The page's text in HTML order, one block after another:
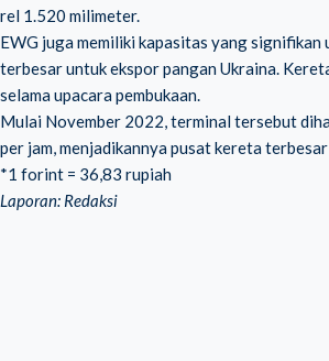
rel 1.520 milimeter.
EWG juga memiliki kapasitas yang
terbesar untuk ekspor pangan Ukraina.
selama upacara pembukaan.
Mulai November 2022, terminal tersebut
per jam, menjadikannya pusat kereta
*1 forint = 36,83 rupiah
Laporan: Redaksi